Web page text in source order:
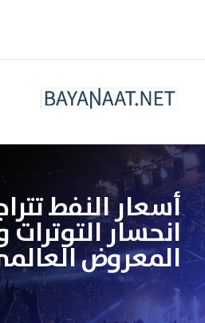
أسعار النفط
انحسار التوترات
المعروض